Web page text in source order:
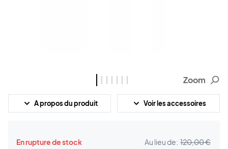
Zoom
A propos du produit Voir les accessoires
En rupture de stock Au lieu de: 120,00 €